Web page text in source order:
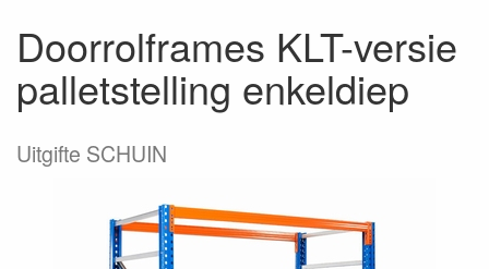
Doorrolframes KLT-versie
palletstelling enkeldiep
Uitgifte SCHUIN